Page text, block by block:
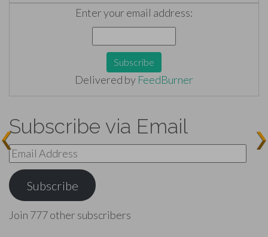
Enter your email address:
Delivered by FeedBurner
Subscribe via Email
Email
Address
Subscribe
Join 777 other subscribers